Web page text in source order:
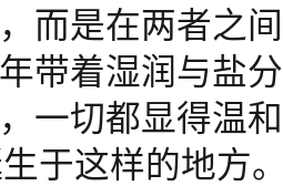
而是在两者之
带着湿润与盐
一切都显得温
于这样的地方